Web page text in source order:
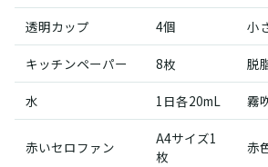
透明カップ 4個 小
キッチンペーパー 8枚 脱
水 1日各20mL 霧
赤いセロファン
A4サイズ1
枚
赤